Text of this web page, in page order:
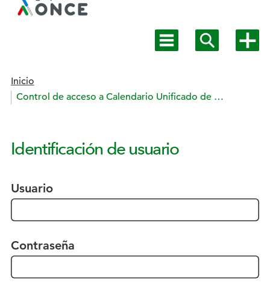
Mostrar
menú
Mostrar
buscadormás
Estás en:
Inicio
Control de acceso a Calendario Unificado de ONCE
Identificación de usuario
Usuario
Contraseña